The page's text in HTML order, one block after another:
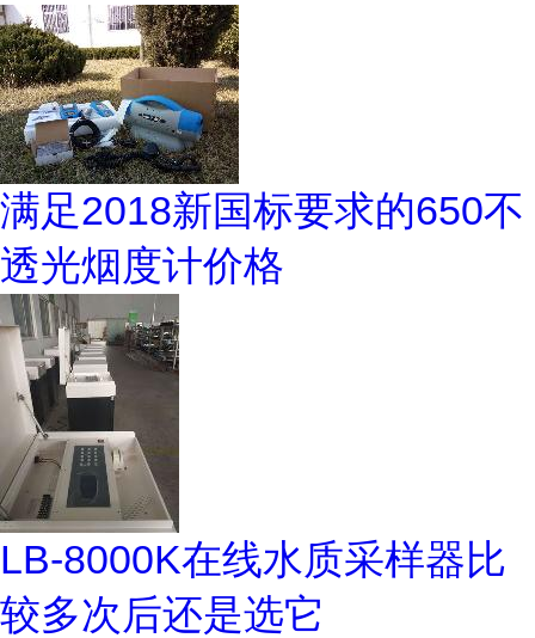
满足2018新国标要求的650不
透光烟度计价格
LB-8000K在线水质采样器比
较多次后还是选它